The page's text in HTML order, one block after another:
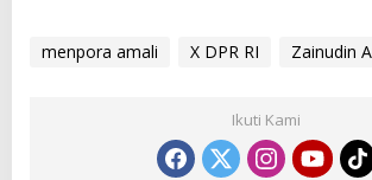
menpora amali X DPR RI Zainudin
Ikuti Kami